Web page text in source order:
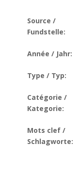
Source /
Fundstelle:
Année / Jahr:
Type / Typ:
Catégorie /
Kategorie:
Mots clef /
Schlagworte: